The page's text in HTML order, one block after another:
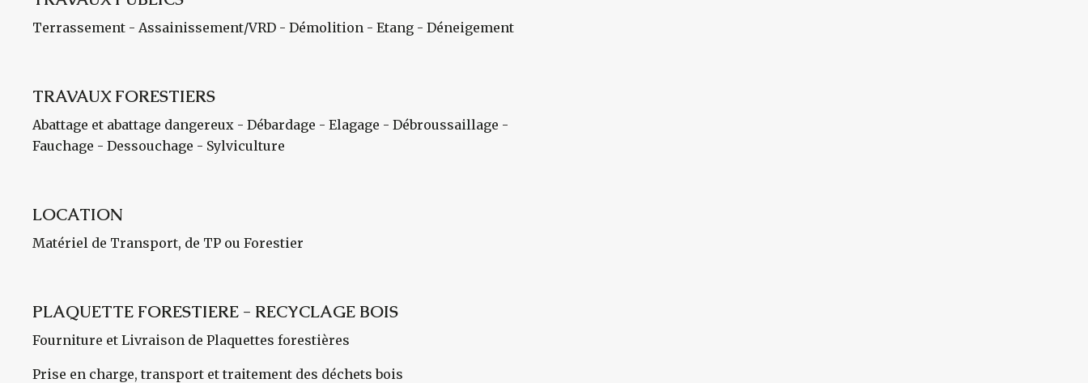
Terrassement - Assainissement/VRD - Démolition - Etang - Déneigement
TRAVAUX FORESTIERS
Abattage et abattage dangereux - Débardage - Elagage - Débroussaillage -
Fauchage - Dessouchage - Sylviculture
LOCATION
Matériel de Transport, de TP ou Forestier
PLAQUETTE FORESTIERE - RECYCLAGE BOIS
Fourniture et Livraison de Plaquettes forestières
Prise en charge, transport et traitement des déchets bois